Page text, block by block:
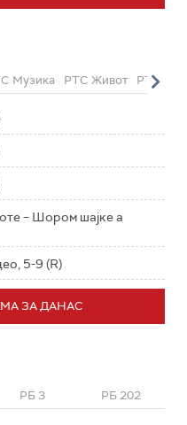
Музика РТС Живот РТС
– Шором шајке а
5-9 (R)
ЗА ДАНАС
РБ 3 РБ 202